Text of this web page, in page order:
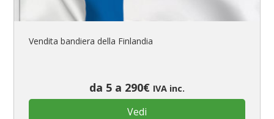
Vendita bandiera della Finlandia
da 5 a 290€ IVA inc.
Vedi